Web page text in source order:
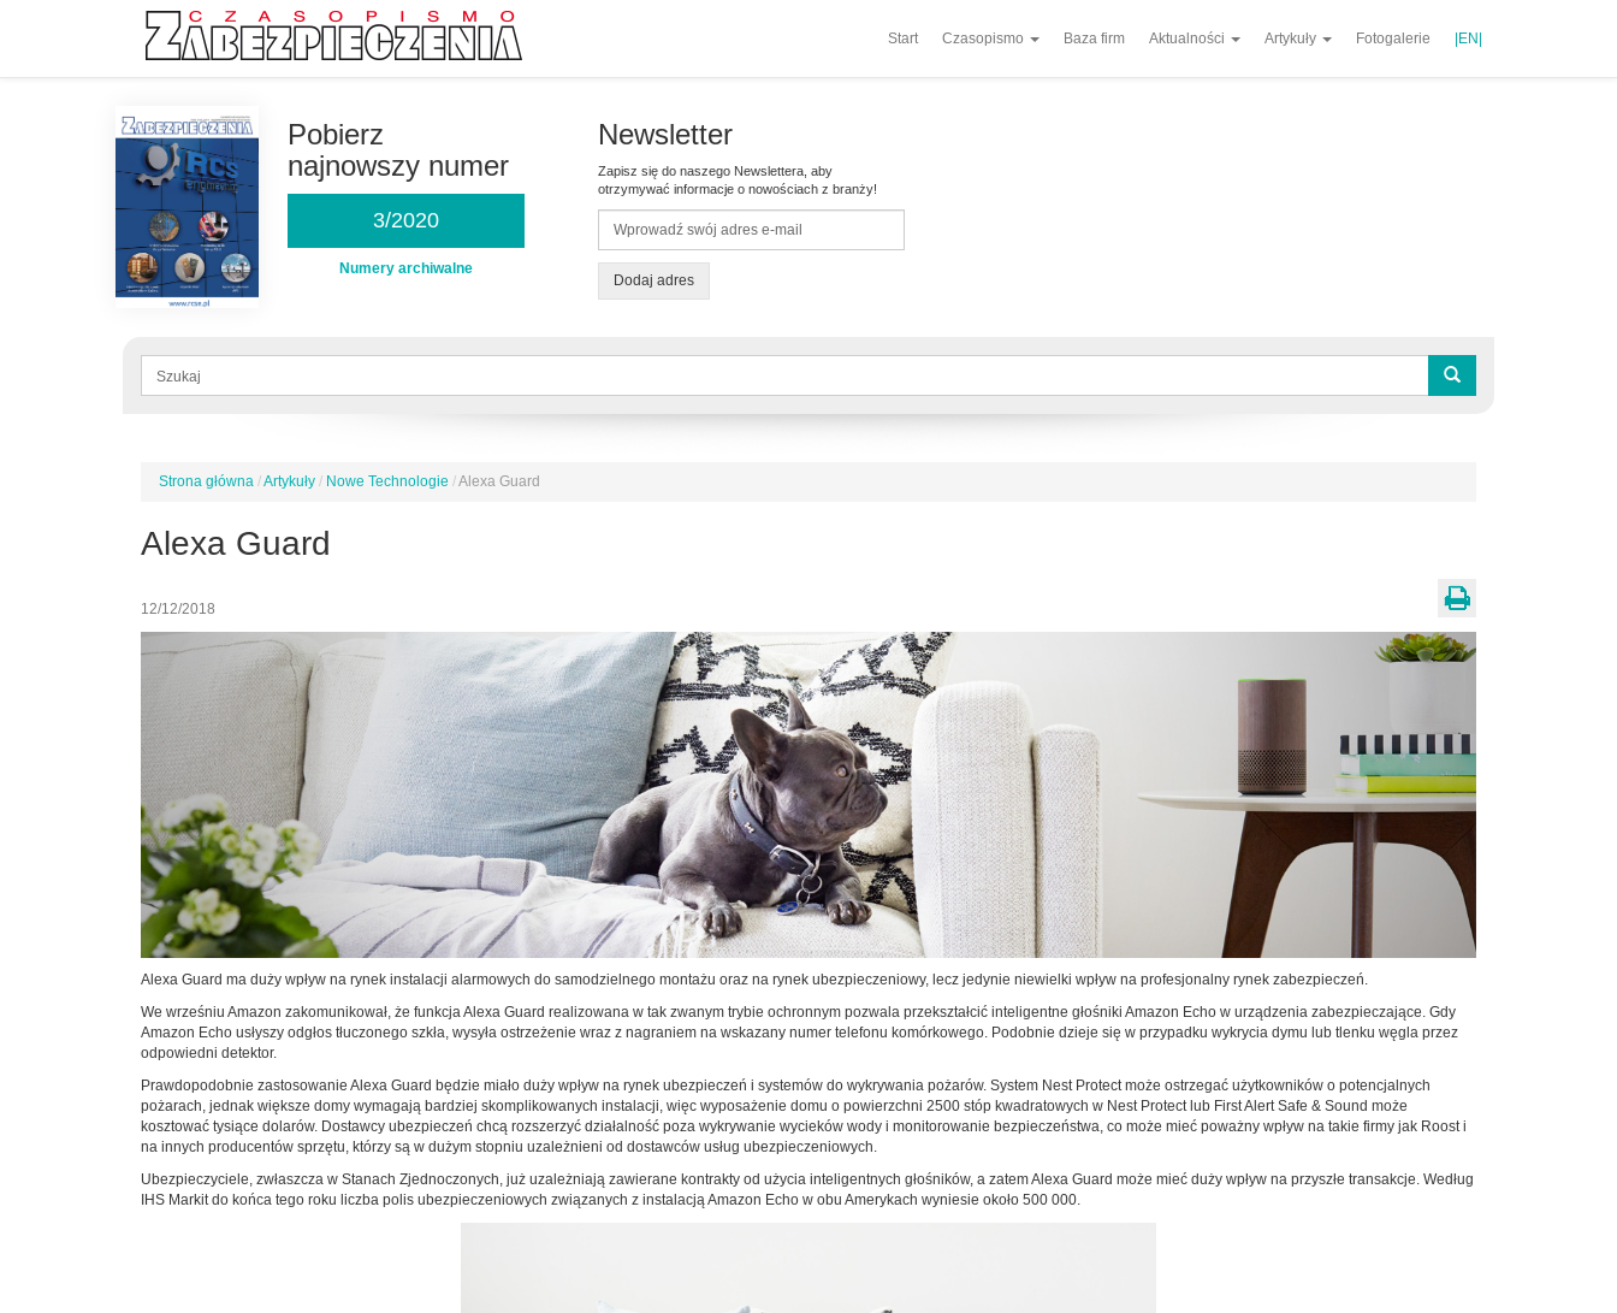
Start Czasopismo Baza firm Aktualności Artykuły Fotogalerie |EN|
Pobierz
najnowszy numer
3/2020
Numery archiwalne
Newsletter
Zapisz się do naszego Newslettera, aby
otrzymywać informacje o nowościach z branży!
Dodaj adres
Formularz
Jesteś
Strona główna /Artykuły / Nowe Technologie /Alexa Guard
Alexa Guard
12/12/2018
Alexa Guard ma duży wpływ na rynek instalacji alarmowych do samodzielnego montażu oraz na rynek ubezpieczeniowy, lecz jedynie niewielki wpływ na profesjonalny rynek zabezpieczeń.
We wrześniu Amazon zakomunikował, że funkcja Alexa Guard realizowana w tak zwanym trybie ochronnym pozwala przekształcić inteligentne głośniki Amazon Echo w urządzenia zabezpieczające. Gdy
Amazon Echo usłyszy odgłos tłuczonego szkła, wysyła ostrzeżenie wraz z nagraniem na wskazany numer telefonu komórkowego. Podobnie dzieje się w przypadku wykrycia dymu lub tlenku węgla przez
odpowiedni detektor.
Prawdopodobnie zastosowanie Alexa Guard będzie miało duży wpływ na rynek ubezpieczeń i systemów do wykrywania pożarów. System Nest Protect może ostrzegać użytkowników o potencjalnych
pożarach, jednak większe domy wymagają bardziej skomplikowanych instalacji, więc wyposażenie domu o powierzchni 2500 stóp kwadratowych w Nest Protect lub First Alert Safe & Sound może
kosztować tysiące dolarów. Dostawcy ubezpieczeń chcą rozszerzyć działalność poza wykrywanie wycieków wody i monitorowanie bezpieczeństwa, co może mieć poważny wpływ na takie firmy jak Roost i
na innych producentów sprzętu, którzy są w dużym stopniu uzależnieni od dostawców usług ubezpieczeniowych.
Ubezpieczyciele, zwłaszcza w Stanach Zjednoczonych, już uzależniają zawierane kontrakty od użycia inteligentnych głośników, a zatem Alexa Guard może mieć duży wpływ na przyszłe transakcje. Według
IHS Markit do końca tego roku liczba polis ubezpieczeniowych związanych z instalacją Amazon Echo w obu Amerykach wyniesie około 500 000.